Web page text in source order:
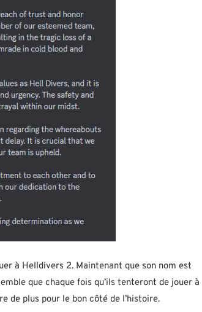
à Helldivers 2. Maintenant que son nom est
que chaque fois qu’ils tenteront de jouer à
de plus pour le bon côté de l’histoire.